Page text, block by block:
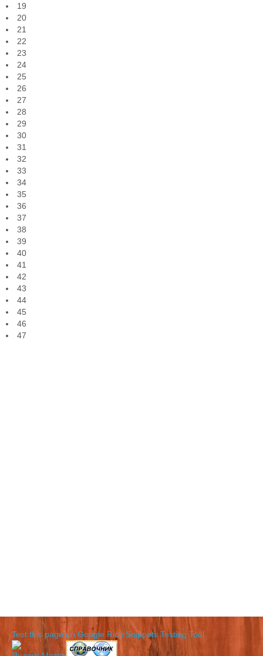
19
20
21
22
23
24
25
26
27
28
29
30
31
32
33
34
35
36
37
38
39
40
41
42
43
44
45
46
47
Test this page on Google Rich Snippets Testing Tool